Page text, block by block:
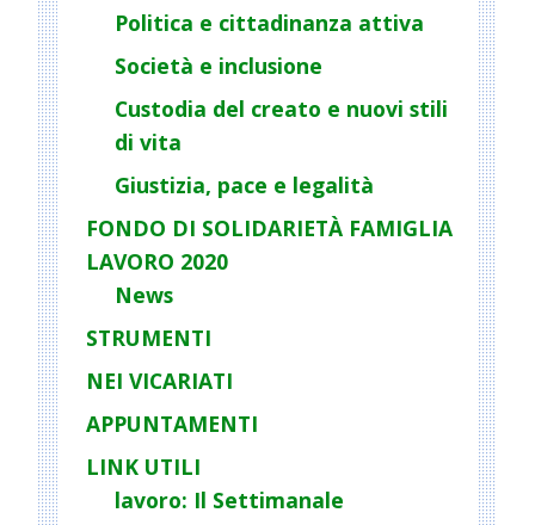
Politica e cittadinanza attiva
Società e inclusione
Custodia del creato e nuovi stili
di vita
Giustizia, pace e legalità
FONDO DI SOLIDARIETÀ FAMIGLIA
LAVORO 2020
News
STRUMENTI
NEI VICARIATI
APPUNTAMENTI
LINK UTILI
lavoro: Il Settimanale